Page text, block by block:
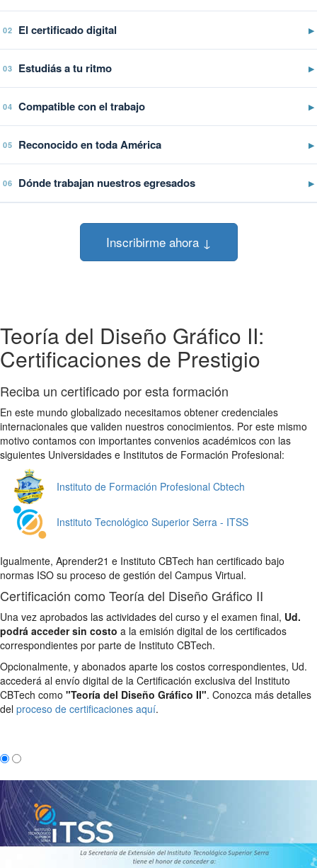
02 El certificado digital ▶
03 Estudiás a tu ritmo ▶
04 Compatible con el trabajo ▶
05 Reconocido en toda América ▶
06 Dónde trabajan nuestros egresados ▶
Inscribirme ahora ↓
Teoría del Diseño Gráfico II:
Certificaciones de Prestigio
Reciba un certificado por esta formación
En este mundo globalizado necesitamos obtener credenciales
internacionales que validen nuestros conocimientos. Por este mismo
motivo contamos con importantes convenios académicos con las
siguientes Universidades e Institutos de Formación Profesional:
Instituto de Formación Profesional Cbtech
Instituto Tecnológico Superior Serra - ITSS
Igualmente, Aprender21 e Instituto CBTech han certificado bajo
normas ISO su proceso de gestión del Campus Virtual.
Certificación como Teoría del Diseño Gráfico II
Una vez aprobados las actividades del curso y el examen final, Ud.
podrá acceder sin costo a la emisión digital de los certificados
correspondientes por parte de Instituto CBTech.
Opcionalmente, y abonados aparte los costos correspondientes, Ud.
accederá al envío digital de la Certificación exclusiva del Instituto
CBTech como "Teoría del Diseño Gráfico II". Conozca más detalles
del proceso de certificaciones aquí.